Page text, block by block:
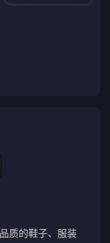
质的鞋子、服装